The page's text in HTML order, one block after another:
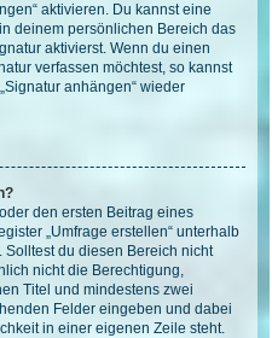
aktivieren. Du kannst eine
deinem persönlichen Bereich das
aktivierst. Wenn du einen
verfassen möchtest, so kannst
anhängen“ wieder
den ersten Beitrag eines
„Umfrage erstellen“ unterhalb
du diesen Bereich nicht
nicht die Berechtigung,
Titel und mindestens zwei
Felder eingeben und dabei
in einer eigenen Zeile steht.